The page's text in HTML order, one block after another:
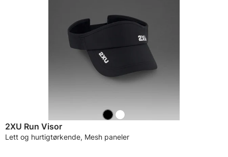
2XU Run Visor
Lett og hurtigtørkende, Mesh paneler